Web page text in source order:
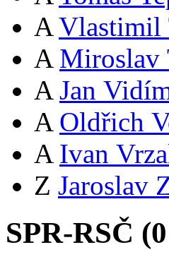
A Vlastimil
A Miroslav
A Jan
A Oldřich
A Ivan
Z Jaroslav
SPR-RSČ (0